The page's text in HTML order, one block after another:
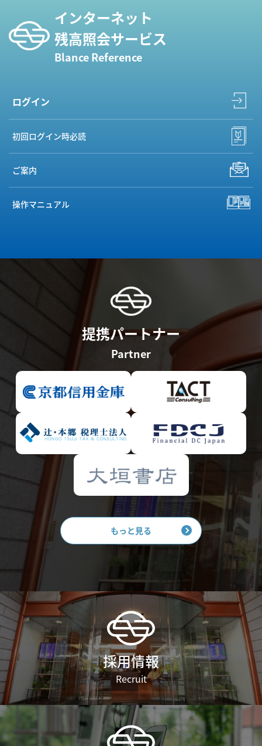
インターネット
残高照会サービス
Blance Reference
ログイン
初回ログイン時必読
ご案内
操作マニュアル
提携パートナー
Partner
もっと見る
採用情報
Recruit